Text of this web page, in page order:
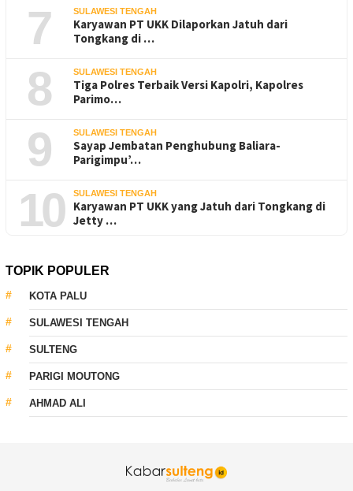
7 SULAWESI TENGAH
Karyawan PT UKK Dilaporkan Jatuh dari
Tongkang di …
8 SULAWESI TENGAH
Tiga Polres Terbaik Versi Kapolri, Kapolres
Parimo…
9 SULAWESI TENGAH
Sayap Jembatan Penghubung Baliara-
Parigimpu’…
10 SULAWESI TENGAH
Karyawan PT UKK yang Jatuh dari Tongkang di
Jetty …
TOPIK POPULER
KOTA PALU
SULAWESI TENGAH
SULTENG
PARIGI MOUTONG
AHMAD ALI